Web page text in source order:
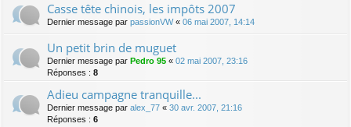
Casse tête chinois, les impôts 2007
Dernier message par passionVW« 06 mai 2007, 14:14
Un petit brin de muguet
Dernier message par Pedro 95 « 02 mai 2007, 23:16
Réponses : 8
Adieu campagne tranquille...
Dernier message par alex_77 « 30 avr. 2007, 21:16
Réponses : 6